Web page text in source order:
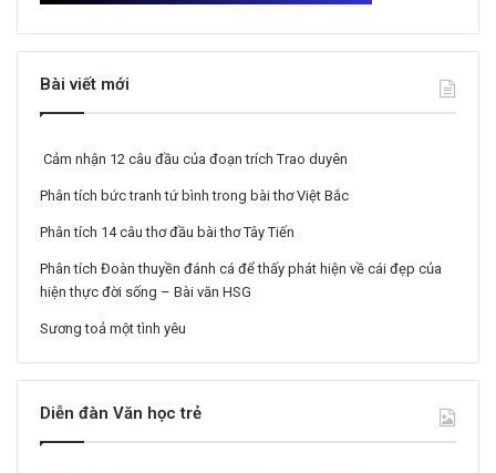
Bài viết mới
Cảm nhận 12 câu đầu của đoạn trích Trao duyên
Phân tích bức tranh tứ bình trong bài thơ Việt Bắc
Phân tích 14 câu thơ đầu bài thơ Tây Tiến
Phân tích Đoàn thuyền đánh cá để thấy phát hiện về cái đẹp của
hiện thực đời sống – Bài văn HSG
Sương toả một tình yêu
Diễn đàn Văn học trẻ